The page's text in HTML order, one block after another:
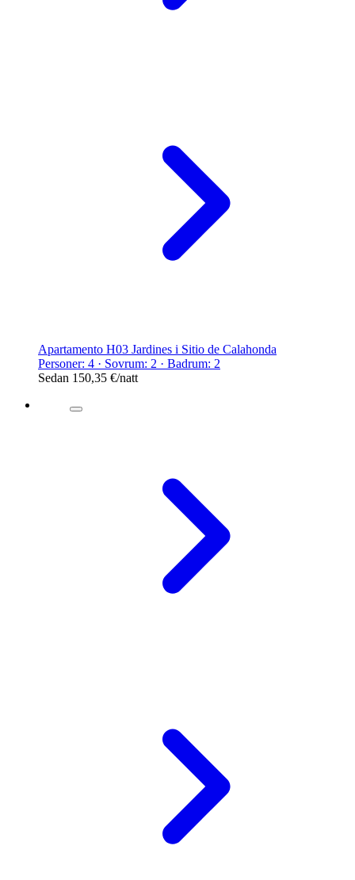
Apartamento H03 Jardines i Sitio de Calahonda
Personer: 4 · Sovrum: 2 · Badrum: 2
Sedan 150,35 €/natt